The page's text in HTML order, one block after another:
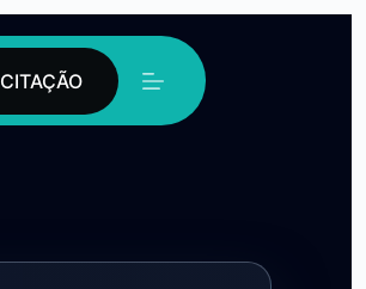
CITAÇÃO